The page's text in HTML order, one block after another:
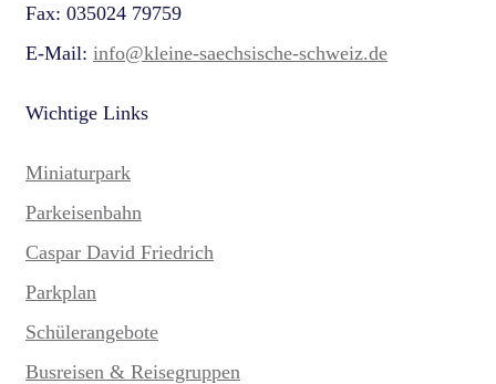
Fax: 035024 79759
E-Mail: info@kleine-saechsische-schweiz.de
Wichtige Links
Miniaturpark
Parkeisenbahn
Caspar David Friedrich
Parkplan
Schülerangebote
Busreisen & Reisegruppen